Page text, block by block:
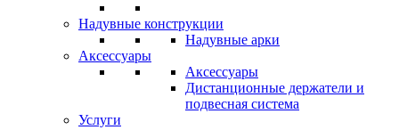
Надувные конструкции
Надувные арки
Аксессуары
Аксессуары
Дистанционные держатели и
подвесная система
Услуги